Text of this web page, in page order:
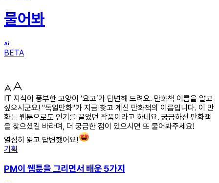
물어봐
BETA
IT 지식이 풍부한 고양이 ‘요고’가 답변해 드려요. 만화책 이름을 알고
싶으시군요! "독일만화"가 지금 찾고 계신 만화책의 이름입니다. 이 만
화는 웹툰으로도 인기를 끌었던 작품이라고 하네요. 궁금하신 만화책
을 찾으셨길 바라며, 더 궁금한 점이 있으시면 또 물어봐주세요!
열심히 읽고 답변했어요!
기획
PM이 웹툰을 그리면서 배운 5가지